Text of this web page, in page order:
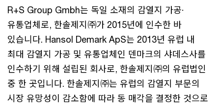
R+S Group Gmbh는 독일 소재의 감열지 가공·
유통업체로, 한솔제지㈜가 2015년에 인수한 바
있습니다. Hansol Demark ApS는 2013년 유럽 내
최대 감열지 가공 및 유통업체인 덴마크의 샤데스사를
인수하기 위해 설립된 회사로, 한솔제지㈜의 유럽법인
중 한 곳입니다. 한솔제지㈜는 유럽의 감열지 부문의
시장 유망성이 감소함에 따라 동 매각을 결정한 것으로